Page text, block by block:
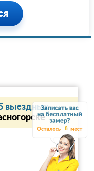
8
выездных